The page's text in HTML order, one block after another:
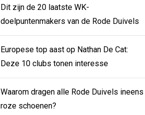
Dit zijn de 20 laatste WK-
doelpuntenmakers van de Rode Duivels
Europese top aast op Nathan De Cat:
Deze 10 clubs tonen interesse
Waarom dragen alle Rode Duivels ineens
roze schoenen?